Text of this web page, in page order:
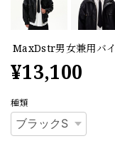
MaxDstr男女兼用バ
¥13,100
種類